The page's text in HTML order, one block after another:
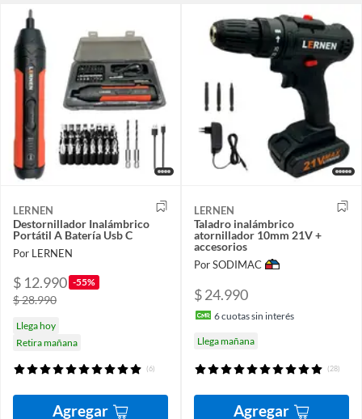
LERNEN
Destornillador Inalámbrico
Portátil A Batería Usb C
Por LERNEN
$ 12.990 -55%
$ 28.990
Llega hoy
Retira mañana
(6)
Agregar
LERNEN
Taladro inalámbrico
atornillador 10mm 21V +
accesorios
Por SODIMAC
$ 24.990
6cuotas sin interés
Llega mañana
(28)
Agregar